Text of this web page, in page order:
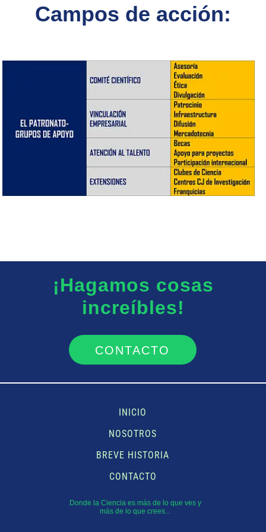
¡Hagamos cosas
increíbles!
#YoSoyCienciaJoven
CONTACTO
Campos de acción:
INICIO
NOSOTROS
BREVE HISTORIA
CONTACTO
Donde la Ciencia es más de lo que ves y
más de lo que crees...